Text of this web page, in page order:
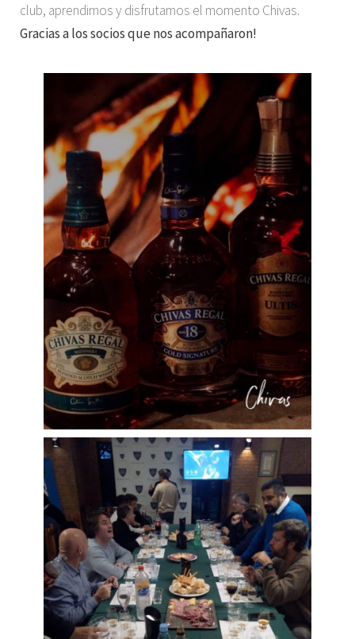
club, aprendimos y disfrutamos el momento Chivas.
Gracias a los socios que nos acompañaron!